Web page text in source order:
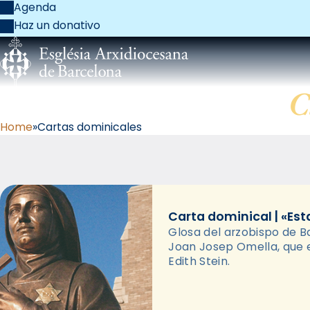
Agenda
Haz un donativo
Home Cartas dominicales
Carta dominical |
Glosa del arzobispo de
Joan Josep Omella, que
Edith Stein.